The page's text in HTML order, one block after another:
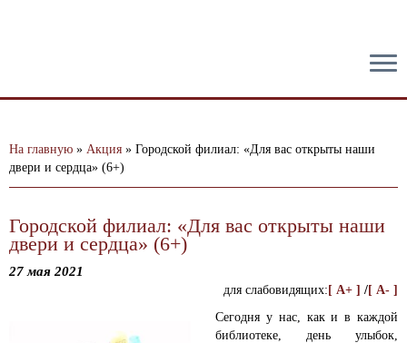
На главную » Акция » Городской филиал: «Для вас открыты наши
двери и сердца» (6+)
Городской филиал: «Для вас открыты наши
двери и сердца» (6+)
27 мая 2021
для слабовидящих: [ A+ ] /[ A- ]
Сегодня у нас, как и в каждой
библиотеке, день улыбок,